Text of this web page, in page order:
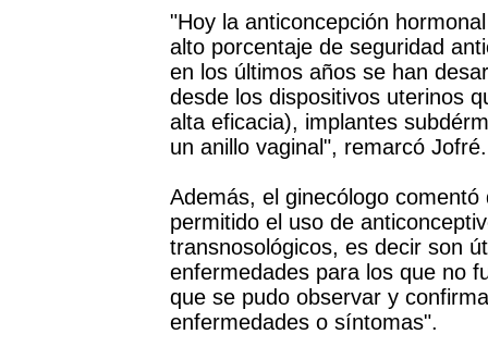
"Hoy la anticoncepción
alto porcentaje de seguridad
en los últimos años se han
desde los dispositivos uterinos
alta eficacia), implantes
un anillo vaginal", remarcó Jofré.
Además, el ginecólogo
permitido el uso de
transnosológicos, es decir son
enfermedades para los que no
que se pudo observar y
enfermedades o síntomas".